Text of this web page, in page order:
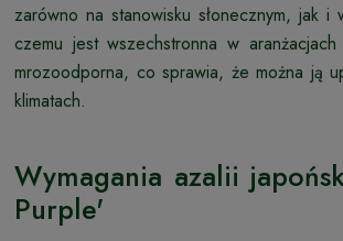
zarówno na stanowisku słonecznym, jak i
czemu jest wszechstronna w
mrozoodporna, co sprawia, że można ją
klimatach.
Wymagania azalii
Purple'